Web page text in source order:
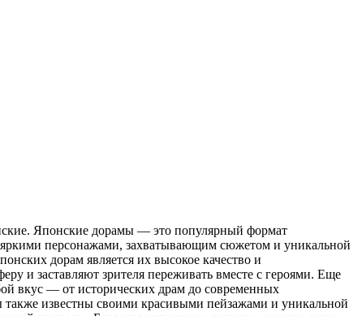
Японские дорамы — это популярный формат
яркими персонажами, захватывающим сюжетом и уникальной
дорам является их высокое качество и
и заставляют зрителя переживать вместе с героями. Еще
вкус — от исторических драм до современных
известны своими красивыми пейзажами и уникальной